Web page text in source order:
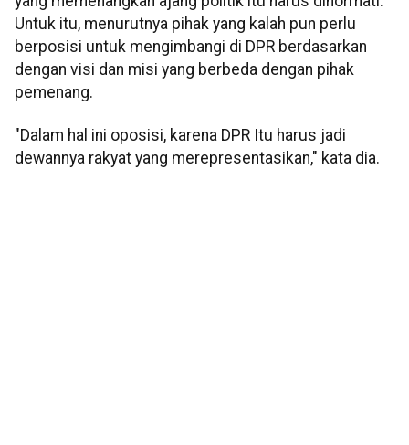
Untuk itu, menurutnya pihak yang kalah pun perlu
berposisi untuk mengimbangi di DPR berdasarkan
dengan visi dan misi yang berbeda dengan pihak
pemenang.
"Dalam hal ini oposisi, karena DPR Itu harus jadi
dewannya rakyat yang merepresentasikan," kata dia.